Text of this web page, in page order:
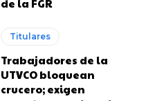
de la FGR
Titulares
Trabajadores de la
UTVCO bloquean
crucero; exigen